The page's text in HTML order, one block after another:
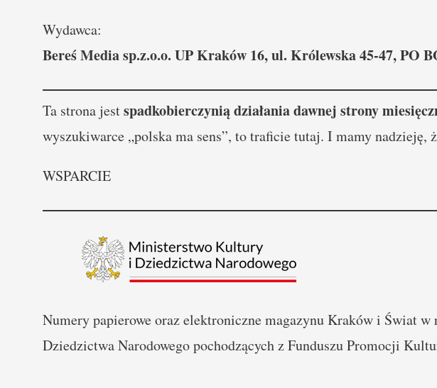
Wydawca:
Bereś Media sp.z.o.o. UP Kraków 16, ul. Królewska 45-47, PO
Ta strona jestspadkobierczynią działania dawnej strony
wyszukiwarce „polska ma sens”, to traficie tutaj. I mamy nadzieję,
WSPARCIE
Numery papierowe oraz elektroniczne magazynu Kraków i Świat
Dziedzictwa Narodowego pochodzących z Funduszu Promocji